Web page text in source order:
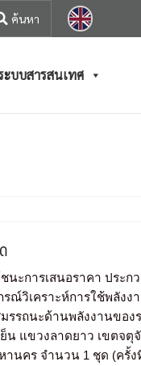
ะบบสารสนเทศ
นะการเสนอราคา ประก
ณ์วิเคราะห์การใช้พลังง
รรถนะด้านพลังงานของ
น แขวงลาดยาว เขตจตุ
านคร จำนวน 1 ชุด (ครั้ง